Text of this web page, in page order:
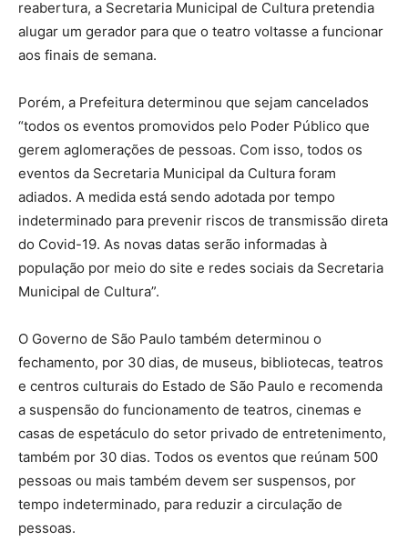
reabertura, a Secretaria Municipal de Cultura pretendia
alugar um gerador para que o teatro voltasse a funcionar
aos finais de semana.
Porém, a Prefeitura determinou que sejam cancelados
“todos os eventos promovidos pelo Poder Público que
gerem aglomerações de pessoas. Com isso, todos os
eventos da Secretaria Municipal da Cultura foram
adiados. A medida está sendo adotada por tempo
indeterminado para prevenir riscos de transmissão direta
do Covid-19. As novas datas serão informadas à
população por meio do site e redes sociais da Secretaria
Municipal de Cultura”.
O Governo de São Paulo também determinou o
fechamento, por 30 dias, de museus, bibliotecas, teatros
e centros culturais do Estado de São Paulo e recomenda
a suspensão do funcionamento de teatros, cinemas e
casas de espetáculo do setor privado de entretenimento,
também por 30 dias. Todos os eventos que reúnam 500
pessoas ou mais também devem ser suspensos, por
tempo indeterminado, para reduzir a circulação de
pessoas.